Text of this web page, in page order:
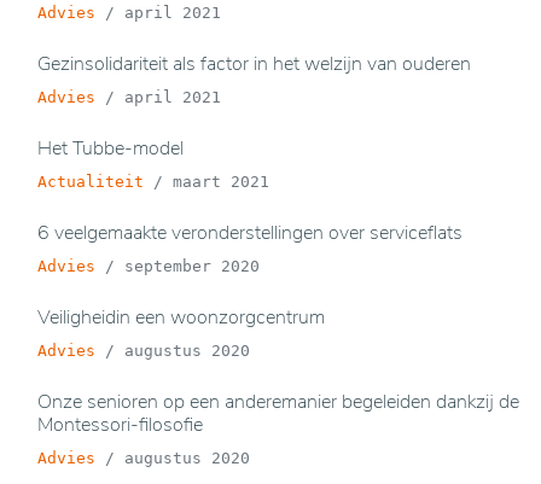
Advies / april 2021
Gezinsolidariteit als factor in het welzijn van ouderen
Advies / april 2021
Het Tubbe-model
Actualiteit / maart 2021
6 veelgemaakte veronderstellingen over serviceflats
Advies / september 2020
Veiligheidin een woonzorgcentrum
Advies / augustus 2020
Onze senioren op een anderemanier begeleiden dankzij de
Montessori-filosofie
Advies / augustus 2020